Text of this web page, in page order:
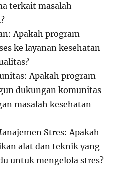
terkait masalah
Apakah program
ke layanan kesehatan
Apakah program
dukungan komunitas
masalah kesehatan
Stres: Apakah
alat dan teknik yang
untuk mengelola stres?